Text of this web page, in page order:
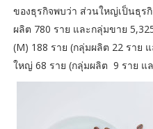
ของธุรกิจพบว่า ส่วนใหญ่เป็นธุร
ผลิต 780 ราย และกลุ่มขาย
(M) 188 ราย (กลุ่มผลิต 22 ราย
ใหญ่ 68 ราย (กลุ่มผลิต 9 ราย แ